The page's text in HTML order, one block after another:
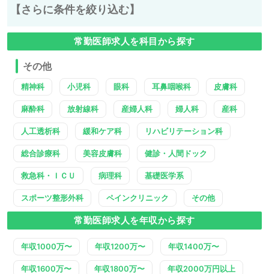
【さらに条件を絞り込む】
常勤医師求人を科目から探す
その他
精神科 小児科 眼科 耳鼻咽喉科 皮膚科
麻酔科 放射線科 産婦人科 婦人科 産科
人工透析科 緩和ケア科 リハビリテーション科
総合診療科 美容皮膚科 健診・人間ドック
救急科・ＩＣＵ 病理科 基礎医学系
スポーツ整形外科 ペインクリニック その他
常勤医師求人を年収から探す
年収1000万〜 年収1200万〜 年収1400万〜
年収1600万〜 年収1800万〜 年収2000万円以上